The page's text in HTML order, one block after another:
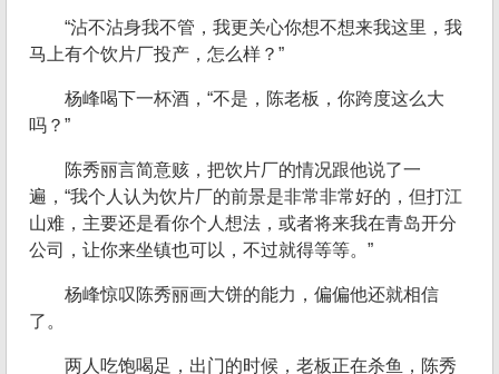
“沾不沾身我不管，我更关心你想不想来我这里，我
马上有个饮片厂投产，怎么样？”
杨峰喝下一杯酒，“不是，陈老板，你跨度这么大
吗？”
陈秀丽言简意赅，把饮片厂的情况跟他说了一
遍，“我个人认为饮片厂的前景是非常非常好的，但打江
山难，主要还是看你个人想法，或者将来我在青岛开分
公司，让你来坐镇也可以，不过就得等等。”
杨峰惊叹陈秀丽画大饼的能力，偏偏他还就相信
了。
两人吃饱喝足，出门的时候，老板正在杀鱼，陈秀